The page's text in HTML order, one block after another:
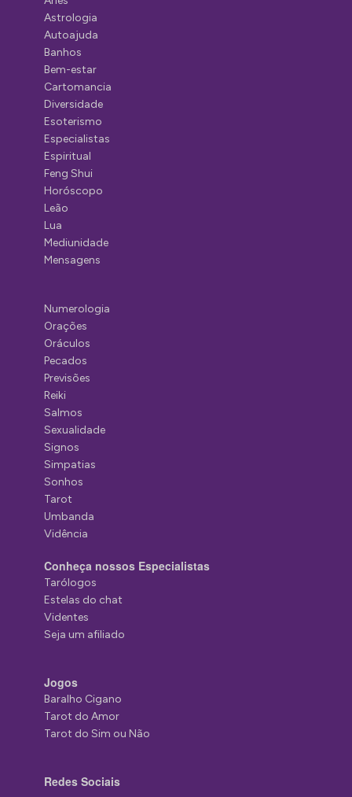
Astrologia
Autoajuda
Banhos
Bem-estar
Cartomancia
Diversidade
Esoterismo
Especialistas
Espiritual
Feng Shui
Horóscopo
Leão
Lua
Mediunidade
Mensagens
Numerologia
Orações
Oráculos
Pecados
Previsões
Reiki
Salmos
Sexualidade
Signos
Simpatias
Sonhos
Tarot
Umbanda
Vidência
Conheça nossos Especialistas
Tarólogos
Estelas do chat
Videntes
Seja um afiliado
Jogos
Baralho Cigano
Tarot do Amor
Tarot do Sim ou Não
Redes Sociais